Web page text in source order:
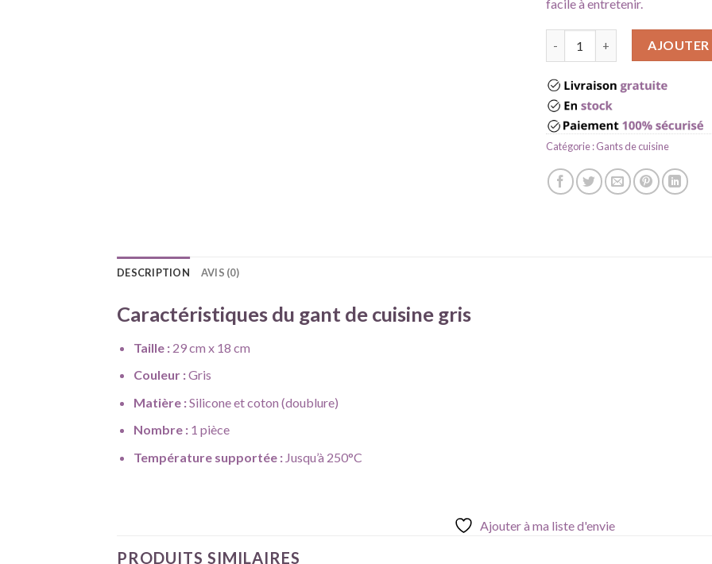
facile à entretenir.
AJOUTER
Catégorie :Gants de cuisine
DESCRIPTION AVIS (0)
Caractéristiques du gant de cuisine gris
Taille :29 cm x 18 cm
Couleur :Gris
Matière :Silicone et coton (doublure)
Nombre :1 pièce
Température supportée :Jusqu’à 250°C
Ajouter à ma liste d'envie
PRODUITS SIMILAIRES